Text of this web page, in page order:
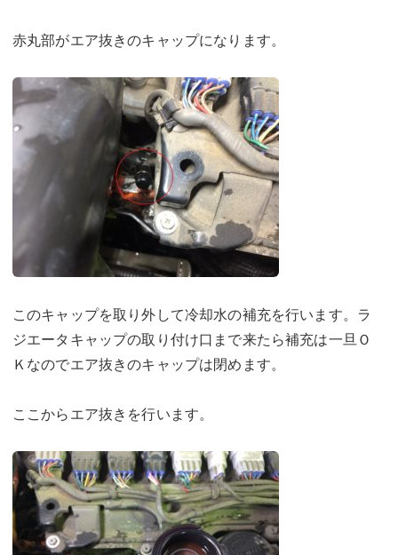
赤丸部がエア抜きのキャップになります。
このキャップを取り外して冷却水の補充を行います。ラ
ジエータキャップの取り付け口まで来たら補充は一旦Ｏ
Ｋなのでエア抜きのキャップは閉めます。
ここからエア抜きを行います。